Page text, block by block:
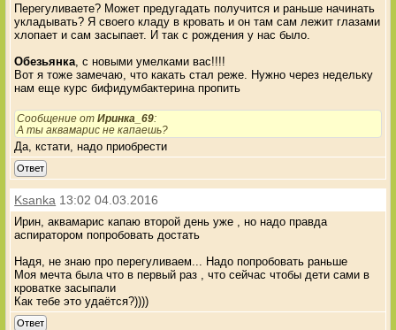
Перегуливаете? Может предугадать получится и раньше начинать
укладывать? Я своего кладу в кровать и он там сам лежит глазами
хлопает и сам засыпает. И так с рождения у нас было.
Обезьянка , с новыми умелками вас!!!!
Вот я тоже замечаю, что какать стал реже. Нужно через недельку
нам еще курс бифидумбактерина пропить
Сообщение отИринка_69:
А ты аквамарис не капаешь?
Да, кстати, надо приобрести
Ответ
Ksanka 13:02 04.03.2016
Ирин, аквамарис капаю второй день уже , но надо правда
аспиратором попробовать достать
Надя, не знаю про перегуливаем... Надо попробовать раньше
Моя мечта была что в первый раз , что сейчас чтобы дети сами в
кроватке засыпали
Как тебе это удаётся?))))
Ответ